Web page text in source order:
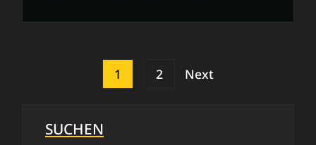
Tagebuch:
in
1 2 Next
SUCHEN